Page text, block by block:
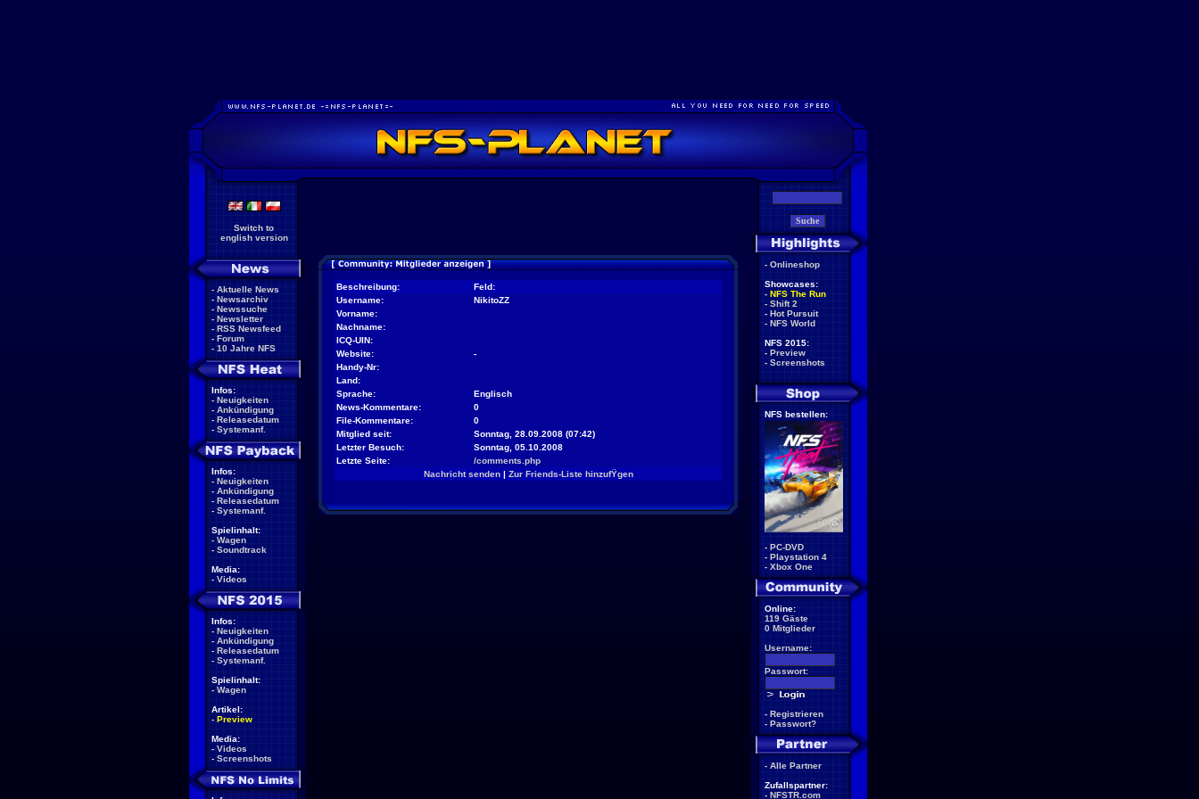
Switch to
english version
- Aktuelle News
- Newsarchiv
- Newssuche
- Newsletter
- RSS Newsfeed
- Forum
- 10 Jahre NFS
Infos:
- Neuigkeiten
- Ankündigung
- Releasedatum
- Systemanf.
Infos:
- Neuigkeiten
- Ankündigung
- Releasedatum
- Systemanf.
Spielinhalt:
- Wagen
- Soundtrack
Media:
- Videos
Infos:
- Neuigkeiten
- Ankündigung
- Releasedatum
- Systemanf.
Spielinhalt:
- Wagen
Artikel:
- Preview
Media:
- Videos
- Screenshots
Beschreibung:
Feld:
Username:
NikitoZZ
Vorname:
Nachname:
ICQ-UIN:
Website:
-
Handy-Nr:
Land:
Sprache:
Englisch
News-Kommentare:
0
File-Kommentare:
0
Mitglied seit:
Sonntag, 28.09.2008 (07:42)
Letzter Besuch:
Sonntag, 05.10.2008
Letzte Seite:
/comments.php
Nachricht senden| Zur Friends-Liste hinzufŸgen
- Onlineshop
Showcases:
- NFS The Run
- Shift 2
- Hot Pursuit
- NFS World
NFS 2015:
- Preview
- Screenshots
NFS bestellen:
- PC-DVD
- Playstation 4
- Xbox One
Online:
119 Gäste
0 Mitglieder
Username:
Passwort:
- Registrieren
- Passwort?
- Alle Partner
Zufallspartner:
- NFSTR.com